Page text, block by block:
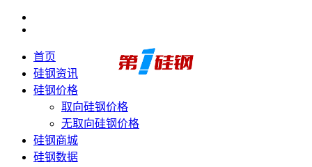
首页
硅钢资讯
硅钢价格
取向硅钢价格
无取向硅钢价格
硅钢商城
硅钢数据